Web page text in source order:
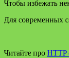
Чтобы избежать
Для современных
Читайте про HTTP